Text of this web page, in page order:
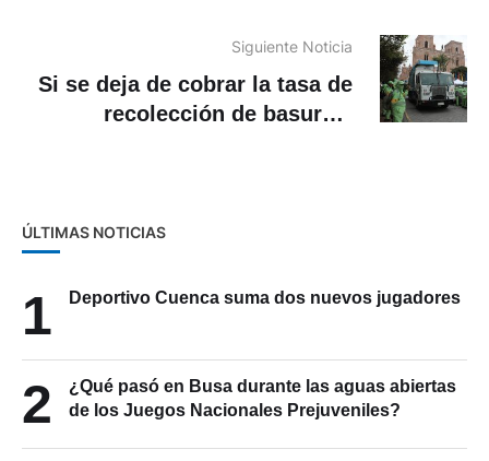
Siguiente Noticia
Si se deja de cobrar la tasa de
recolección de basuras,
ÚLTIMAS NOTICIAS
1 Deportivo Cuenca suma dos nuevos jugadores
2
¿Qué pasó en Busa durante las aguas abiertas
de los Juegos Nacionales Prejuveniles?